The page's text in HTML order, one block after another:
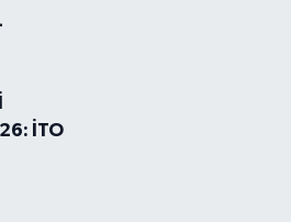
İTO